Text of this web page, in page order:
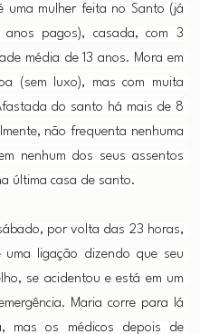
mulher feita no Santo (já
pagos), casada, com 3
média de 13 anos. Mora em
(sem luxo), mas com muita
do santo há mais de 8
não frequenta nenhuma
nenhum dos seus assentos
última casa de santo.
por volta das 23 horas,
uma ligação dizendo que seu
se acidentou e está em um
Maria corre para lá
mas os médicos depois de